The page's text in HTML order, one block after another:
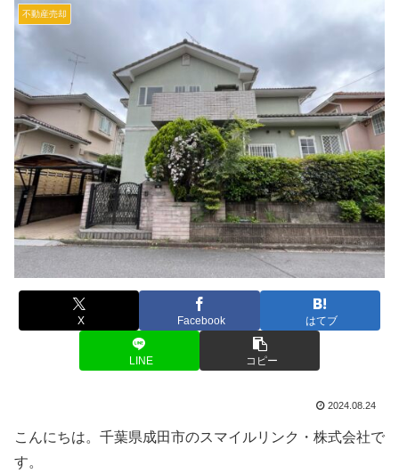
不動産売却
X Facebook はてブ
LINE コピー
2024.08.24
こんにちは。千葉県成田市のスマイルリンク・株式会社で
す。